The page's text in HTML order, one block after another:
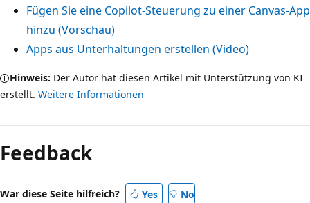
Fügen Sie eine Copilot-Steuerung zu einer Canvas-App
hinzu (Vorschau)
Apps aus Unterhaltungen erstellen (Video)
Hinweis: Der Autor hat diesen Artikel mit Unterstützung von KI
erstellt. Weitere Informationen
Feedback
War diese Seite hilfreich? Yes No